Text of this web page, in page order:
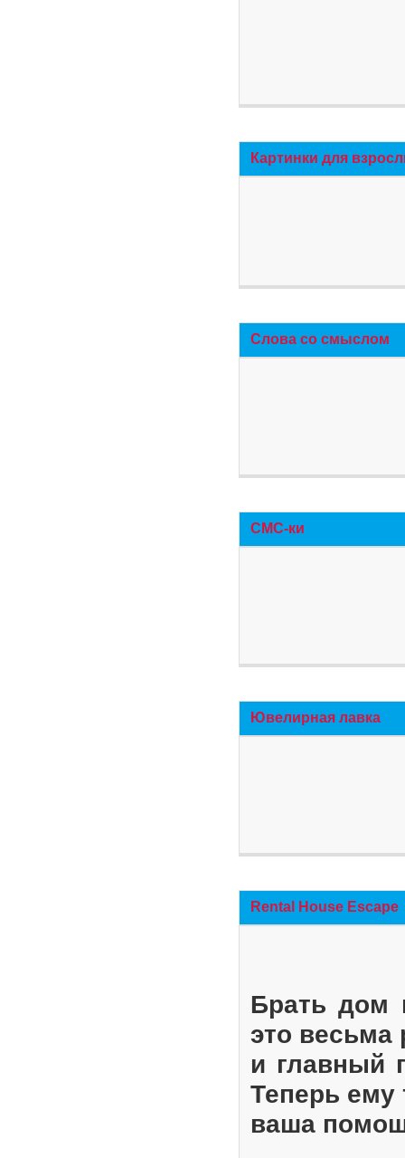
Картинки для
Слова со смыслом
СМС-ки
Ювелирная лавка
Rental House Escape
Брать дом
это весьма
и главный
Теперь ему
ваша